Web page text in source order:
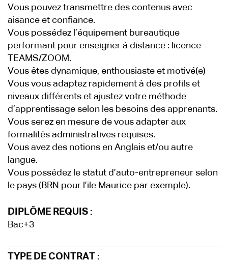
Vous pouvez transmettre des contenus avec
aisance et confiance.
Vous possédez l’équipement bureautique
performant pour enseigner à distance : licence
TEAMS/ZOOM.
Vous êtes dynamique, enthousiaste et motivé(e)
Vous vous adaptez rapidement à des profils et
niveaux différents et ajustez votre méthode
d’apprentissage selon les besoins des apprenants.
Vous serez en mesure de vous adapter aux
formalités administratives requises.
Vous avez des notions en Anglais et/ou autre
langue.
Vous possédez le statut d’auto-entrepreneur selon
le pays (BRN pour l’ile Maurice par exemple).
DIPLÔME REQUIS :
Bac+3
TYPE DE CONTRAT :